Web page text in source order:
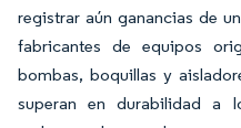
registrar aún ganancias de
fabricantes de equipos
bombas, boquillas y
superan en durabilidad a